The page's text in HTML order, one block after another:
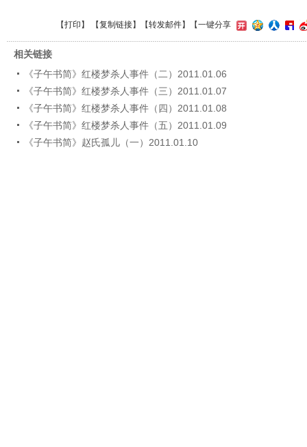
【打印 】 【复制链接】【转发邮件】 【一键分享
相关链接
《子午书简》红楼梦杀人事件（二）2011.01.06
《子午书简》红楼梦杀人事件（三）2011.01.07
《子午书简》红楼梦杀人事件（四）2011.01.08
《子午书简》红楼梦杀人事件（五）2011.01.09
《子午书简》赵氏孤儿（一）2011.01.10